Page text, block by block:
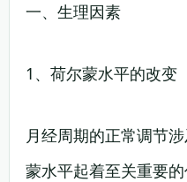
一、生理因素
1、荷尔蒙水平的改变
月经周期的正常调节
蒙水平起着至关重要